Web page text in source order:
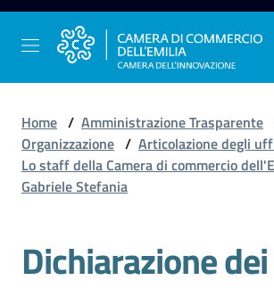
Vai al contenuto
Vai alla navigazione
Vai al footer
La
Home / Amministrazione Trasparente
Organizzazione / Articolazione degli
Lo staff della Camera di commercio
Gabriele Stefania
Dichiarazione